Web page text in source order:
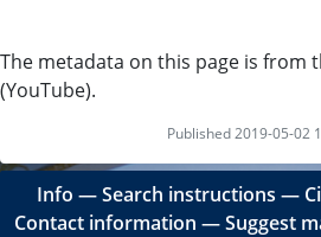
The metadata on this page is from
(YouTube).
Published 2019-05-02
Info ―Search instructions ―
Contact information ―Suggest